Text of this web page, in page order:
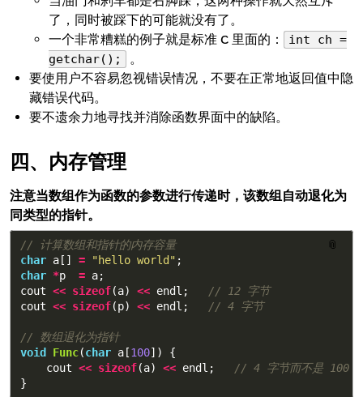
了，同时被踩下的可能就没有了。
一个非常糟糕的例子就是标准 C 里面的：
int ch =
getchar();
。
要使用户不容易忽视错误情况，不要在正常地返回值中隐
藏错误代码。
要不遗余力地寻找并消除函数界面中的缺陷。
内存管理
注意当数组作为函数的参数进行传递时，该数组自动退化为
同类型的指针。
📎
// 计算数组和指针的内存容量
char a [] = "hello world" ;
char *p = a;
cout << sizeof(a) << endl ;
// 12 字节
cout << sizeof(p) << endl ; // 4 字节
// 数组退化为指针
void
Func(char a [100])
{
cout << sizeof(a) << endl ;
// 4 字节而不是 100
}